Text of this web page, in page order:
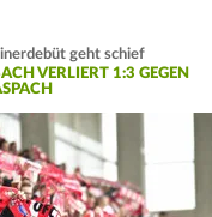
geht schief
VERLIERT 1:3 GEGEN